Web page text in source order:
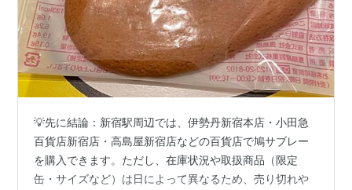
💡先に結論：新宿駅周辺では、伊勢丹新宿本店・小田急
百貨店新宿店・高島屋新宿店などの百貨店で鳩サブレー
を購入できます。ただし、在庫状況や取扱商品（限定
缶・サイズなど）は日によって異なるため、売り切れや